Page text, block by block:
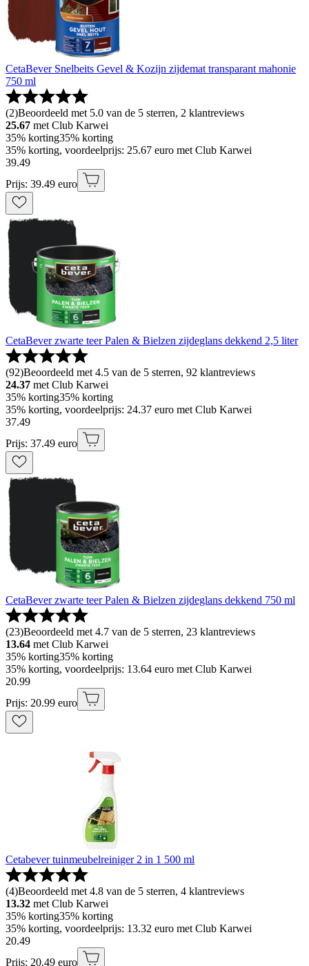
CetaBever Snelbeits Gevel & Kozijn zijdemat transparant mahonie
750 ml
(2)Beoordeeld met 5.0 van de 5 sterren, 2 klantreviews
25.67 met Club Karwei
35% korting35% korting
35% korting, voordeelprijs: 25.67 euro met Club Karwei
39.49
Prijs: 39.49 euro
CetaBever zwarte teer Palen & Bielzen zijdeglans dekkend 2,5 liter
(92)Beoordeeld met 4.5 van de 5 sterren, 92 klantreviews
24.37 met Club Karwei
35% korting35% korting
35% korting, voordeelprijs: 24.37 euro met Club Karwei
37.49
Prijs: 37.49 euro
CetaBever zwarte teer Palen & Bielzen zijdeglans dekkend 750 ml
(23)Beoordeeld met 4.7 van de 5 sterren, 23 klantreviews
13.64 met Club Karwei
35% korting35% korting
35% korting, voordeelprijs: 13.64 euro met Club Karwei
20.99
Prijs: 20.99 euro
Cetabever tuinmeubelreiniger 2 in 1 500 ml
(4)Beoordeeld met 4.8 van de 5 sterren, 4 klantreviews
13.32 met Club Karwei
35% korting35% korting
35% korting, voordeelprijs: 13.32 euro met Club Karwei
20.49
Prijs: 20.49 euro